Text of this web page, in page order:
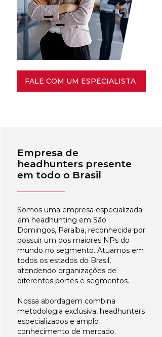
FALE COM UM ESPECIALISTA
Empresa de
headhunters presente
em todo o Brasil
Somos uma empresa especializada
em headhunting em São
Domingos, Paraíba, reconhecida por
possuir um dos maiores NPs do
mundo no segmento. Atuamos em
todos os estados do Brasil,
atendendo organizações de
diferentes portes e segmentos.
Nossa abordagem combina
metodologia exclusiva, headhunters
especializados e amplo
conhecimento de mercado.